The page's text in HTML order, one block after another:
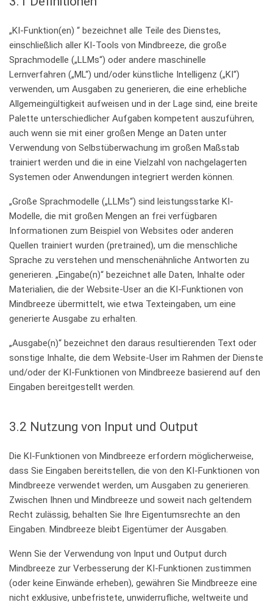
„KI-Funktion(en) “ bezeichnet alle Teile des Dienstes,
einschließlich aller KI-Tools von Mindbreeze, die große
Sprachmodelle („LLMs“) oder andere maschinelle
Lernverfahren („ML“) und/oder künstliche Intelligenz („KI“)
verwenden, um Ausgaben zu generieren, die eine erhebliche
Allgemeingültigkeit aufweisen und in der Lage sind, eine breite
Palette unterschiedlicher Aufgaben kompetent auszuführen,
auch wenn sie mit einer großen Menge an Daten unter
Verwendung von Selbstüberwachung im großen Maßstab
trainiert werden und die in eine Vielzahl von nachgelagerten
Systemen oder Anwendungen integriert werden können.
„Große Sprachmodelle („LLMs“) sind leistungsstarke KI-
Modelle, die mit großen Mengen an frei verfügbaren
Informationen zum Beispiel von Websites oder anderen
Quellen trainiert wurden (pretrained), um die menschliche
Sprache zu verstehen und menschenähnliche Antworten zu
generieren. „Eingabe(n)“ bezeichnet alle Daten, Inhalte oder
Materialien, die der Website-User an die KI-Funktionen von
Mindbreeze übermittelt, wie etwa Texteingaben, um eine
generierte Ausgabe zu erhalten.
„Ausgabe(n)“ bezeichnet den daraus resultierenden Text oder
sonstige Inhalte, die dem Website-User im Rahmen der Dienste
und/oder der KI-Funktionen von Mindbreeze basierend auf den
Eingaben bereitgestellt werden.
3.2 Nutzung von Input und Output
Die KI-Funktionen von Mindbreeze erfordern möglicherweise,
dass Sie Eingaben bereitstellen, die von den KI-Funktionen von
Mindbreeze verwendet werden, um Ausgaben zu generieren.
Zwischen Ihnen und Mindbreeze und soweit nach geltendem
Recht zulässig, behalten Sie Ihre Eigentumsrechte an den
Eingaben. Mindbreeze bleibt Eigentümer der Ausgaben.
Wenn Sie der Verwendung von Input und Output durch
Mindbreeze zur Verbesserung der KI-Funktionen zustimmen
(oder keine Einwände erheben), gewähren Sie Mindbreeze eine
nicht exklusive, unbefristete, unwiderrufliche, weltweite und